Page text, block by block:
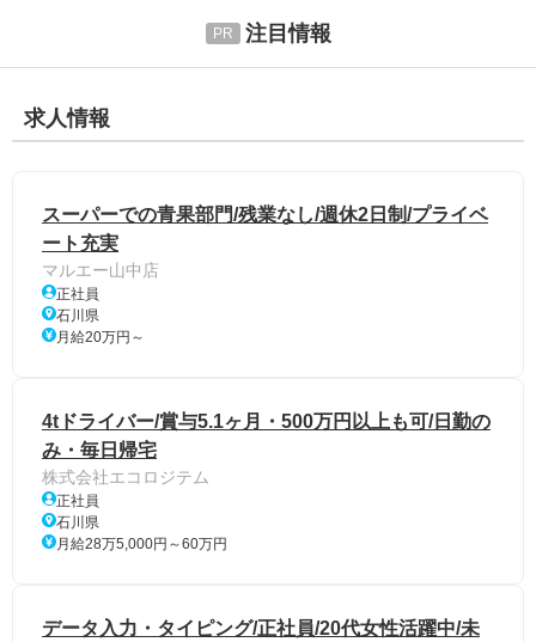
注目情報
求人情報
スーパーでの青果部門/残業なし/週休2日制/プライベ
ート充実
マルエー山中店
正社員
石川県
月給20万円～
4tドライバー/賞与5.1ヶ月・500万円以上も可/日勤の
み・毎日帰宅
株式会社エコロジテム
正社員
石川県
月給28万5,000円～60万円
データ入力・タイピング/正社員/20代女性活躍中/未